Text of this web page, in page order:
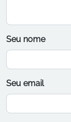
Seu nome
Seu email